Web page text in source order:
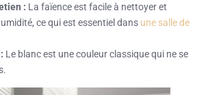
: La faïence est facile à nettoyer et
ce qui est essentiel dans une salle de
Le blanc est une couleur classique qui ne se